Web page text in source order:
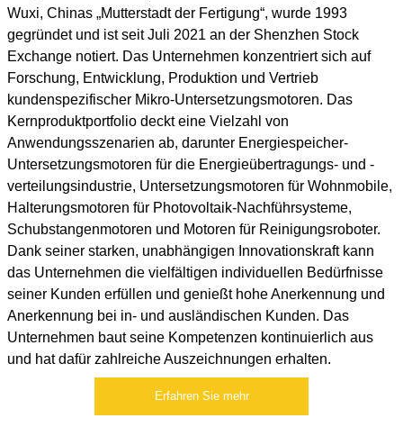
Wuxi, Chinas „Mutterstadt der Fertigung“, wurde 1993
gegründet und ist seit Juli 2021 an der Shenzhen Stock
Exchange notiert. Das Unternehmen konzentriert sich auf
Forschung, Entwicklung, Produktion und Vertrieb
kundenspezifischer Mikro-Untersetzungsmotoren. Das
Kernproduktportfolio deckt eine Vielzahl von
Anwendungsszenarien ab, darunter Energiespeicher-
Untersetzungsmotoren für die Energieübertragungs- und -
verteilungsindustrie, Untersetzungsmotoren für Wohnmobile,
Halterungsmotoren für Photovoltaik-Nachführsysteme,
Schubstangenmotoren und Motoren für Reinigungsroboter.
Dank seiner starken, unabhängigen Innovationskraft kann
das Unternehmen die vielfältigen individuellen Bedürfnisse
seiner Kunden erfüllen und genießt hohe Anerkennung und
Anerkennung bei in- und ausländischen Kunden. Das
Unternehmen baut seine Kompetenzen kontinuierlich aus
und hat dafür zahlreiche Auszeichnungen erhalten.
Erfahren Sie mehr